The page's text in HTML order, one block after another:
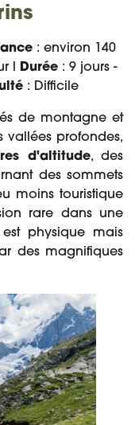
: environ 140
l Durée : 9 jours -
: Difficile
de montagne et
vallées profondes,
d'altitude, des
des sommets
moins touristique
rare dans une
physique mais
des magnifiques